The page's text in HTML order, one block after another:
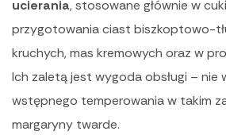
ucierania, stosowane głównie w
przygotowania ciast biszkoptowo-
kruchych, mas kremowych oraz w
Ich zaletą jest wygoda obsługi – nie
wstępnego temperowania w takim
margaryny twarde.